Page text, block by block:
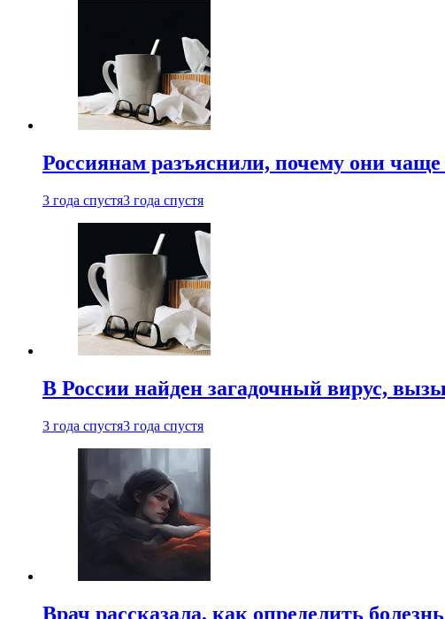
Россиянам разъяснили, почему они
3 года спустя3 года спустя
В России найден загадочный вирус,
3 года спустя3 года спустя
Врач рассказала, как определить